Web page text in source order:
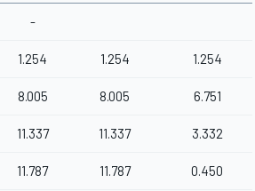
-
1.254 1.254 1.254
8.005 8.005 6.751
11.337 11.337 3.332
11.787 11.787 0.450